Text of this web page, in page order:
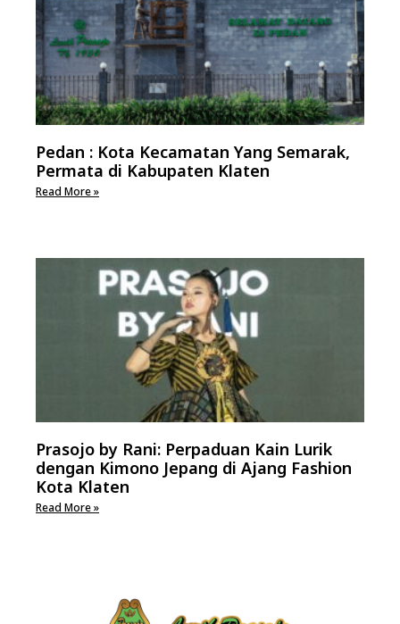
Pedan : Kota Kecamatan Yang Semarak,
Permata di Kabupaten Klaten
Read More »
Prasojo by Rani: Perpaduan Kain Lurik
dengan Kimono Jepang di Ajang Fashion
Kota Klaten
Read More »